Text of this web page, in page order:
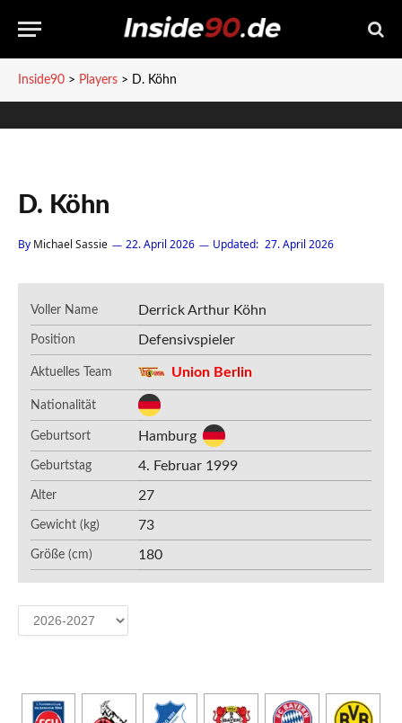
Inside90 > Players > D. Köhn
D. Köhn
By Michael Sassie 22. April 2026 Updated: 27. April 2026
Voller Name Derrick Arthur Köhn
Position Defensivspieler
Aktuelles Team Union Berlin
Nationalität
Geburtsort Hamburg
Geburtstag 4. Februar 1999
Alter 27
Gewicht (kg) 73
Größe (cm) 180